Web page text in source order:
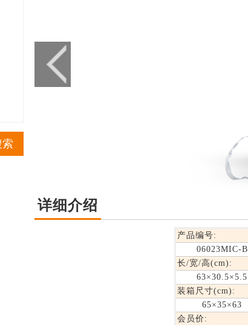
索
详细介绍
产品编号:
06023MIC-B
长/宽/高(cm):
63×30.5×5.5
装箱尺寸(cm):
65×35×63
会员价: